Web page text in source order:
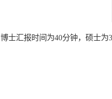
博士汇报时间为40分钟，硕士为